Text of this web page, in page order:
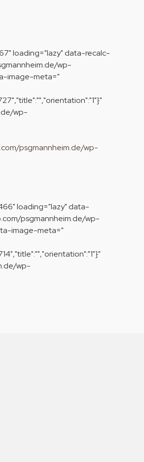
loading="lazy" data-recalc-
wp-
image-meta="
wp-
psgmannheim.de/wp-
loading="lazy" data-
psgmannheim.de/wp-
image-meta="
wp-